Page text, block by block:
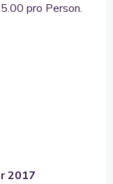
pro Person.
2017